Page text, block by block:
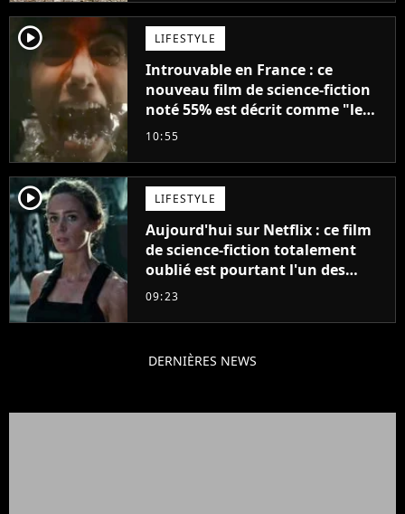
player2 LIFESTYLE
Introuvable en France : ce
nouveau film de science-fiction
noté 55% est décrit comme "le
plus stupide de l'année"
10:55
player2 LIFESTYLE
Aujourd'hui sur Netflix : ce film
de science-fiction totalement
oublié est pourtant l'un des
meilleurs des années 2010
09:23
DERNIÈRES NEWS